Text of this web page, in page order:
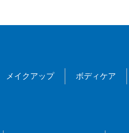
メイクアップ ボディケア